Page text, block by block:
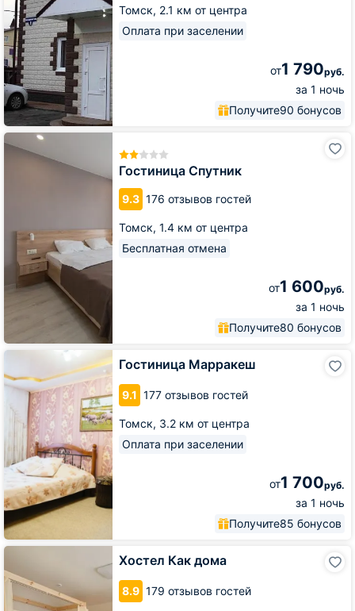
Томск, 2.1 км от центра
Оплата при заселении
от1 790руб.
за 1 ночь
Получите90 бонусов
Гостиница Спутник
9.3 176 отзывов гостей
Томск, 1.4 км от центра
Бесплатная отмена
от1 600руб.
за 1 ночь
Получите80 бонусов
Гостиница
Спутник
Гостиница Марракеш
9.1 177 отзывов гостей
Томск, 3.2 км от центра
Оплата при заселении
от1 700руб.
за 1 ночь
Получите85 бонусов
Гостиница
Хостел Как дома
8.9 179 отзывов гостей
Хостел
дома